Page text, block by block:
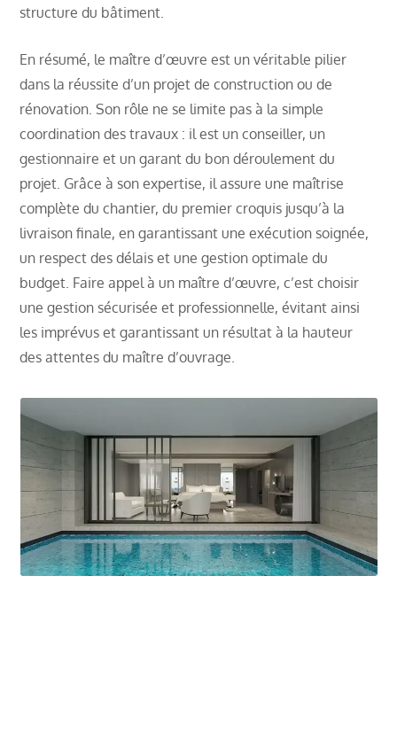
structure du bâtiment.
En résumé, le maître d’œuvre est un véritable pilier
dans la réussite d’un projet de construction ou de
rénovation. Son rôle ne se limite pas à la simple
coordination des travaux : il est un conseiller, un
gestionnaire et un garant du bon déroulement du
projet. Grâce à son expertise, il assure une maîtrise
complète du chantier, du premier croquis jusqu’à la
livraison finale, en garantissant une exécution soignée,
un respect des délais et une gestion optimale du
budget. Faire appel à un maître d’œuvre, c’est choisir
une gestion sécurisée et professionnelle, évitant ainsi
les imprévus et garantissant un résultat à la hauteur
des attentes du maître d’ouvrage.